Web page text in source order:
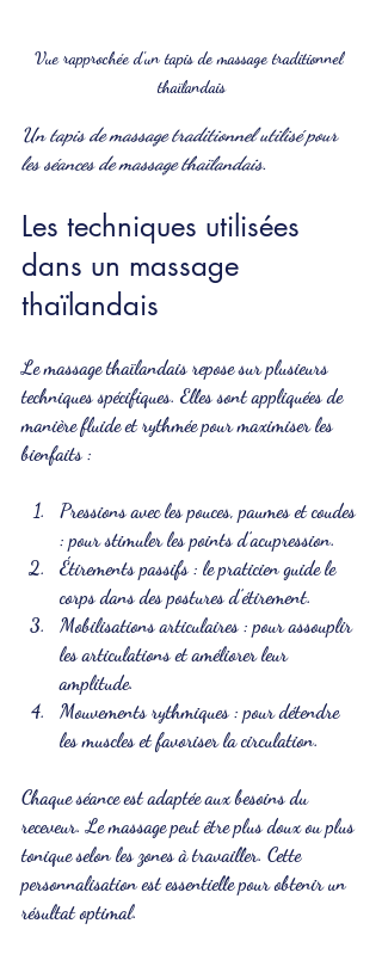
Vue rapprochée d'un tapis de massage traditionnel
thaïlandais
Un tapis de massage traditionnel utilisé pour
les séances de massage thaïlandais.
Les techniques utilisées
dans un massage
thaïlandais
Le massage thaïlandais repose sur plusieurs
techniques spécifiques. Elles sont appliquées de
manière fluide et rythmée pour maximiser les
bienfaits :
Pressions avec les pouces, paumes et coudes
: pour stimuler les points d’acupression.
Étirements passifs : le praticien guide le
corps dans des postures d’étirement.
Mobilisations articulaires : pour assouplir
les articulations et améliorer leur
amplitude.
Mouvements rythmiques : pour détendre
les muscles et favoriser la circulation.
Chaque séance est adaptée aux besoins du
receveur. Le massage peut être plus doux ou plus
tonique selon les zones à travailler. Cette
personnalisation est essentielle pour obtenir un
résultat optimal.